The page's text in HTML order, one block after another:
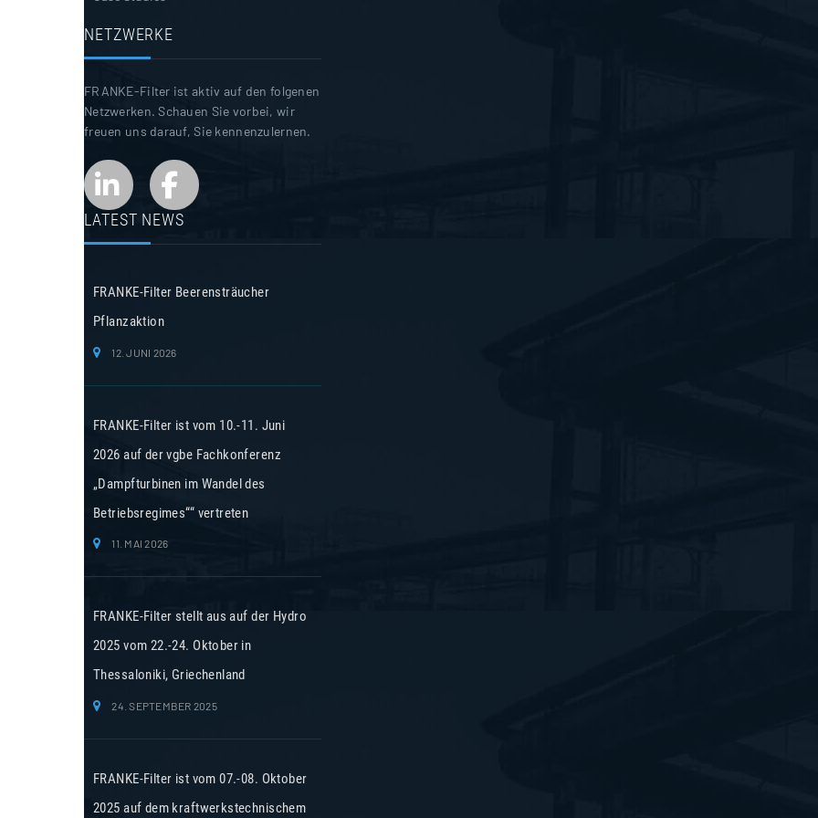
NETZWERKE
FRANKE-Filter ist aktiv auf den folgenen
Netzwerken. Schauen Sie vorbei, wir
freuen uns darauf, Sie kennenzulernen.
LATEST NEWS
FRANKE-Filter Beerensträucher
Pflanzaktion
12. JUNI 2026
FRANKE-Filter ist vom 10.-11. Juni
2026 auf der vgbe Fachkonferenz
„Dampfturbinen im Wandel des
Betriebsregimes““ vertreten
11. MAI 2026
FRANKE-Filter stellt aus auf der Hydro
2025 vom 22.-24. Oktober in
Thessaloniki, Griechenland
24. SEPTEMBER 2025
FRANKE-Filter ist vom 07.-08. Oktober
2025 auf dem kraftwerkstechnischem